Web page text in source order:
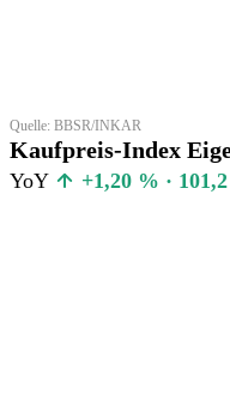
Quelle: BBSR/INKAR
Kaufpreis-Index
YoY +1,20 % · 101,2